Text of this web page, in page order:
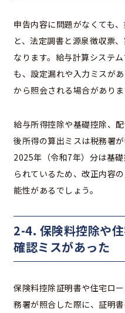
申告内容に問題がなくても
と、法定調書と源泉徴収票
なります。給与計算システ
も、設定漏れや入力ミスが
から照会される場合がありま
給与所得控除や基礎控除、
後所得の算出ミスは税務署
2025年（令和7年）分は基
られているため、改正内容
能性があるでしょう。
2-4. 保険料控除や
確認ミスがあった
保険料控除証明書や住宅ロ
務署が照合した際に、証明